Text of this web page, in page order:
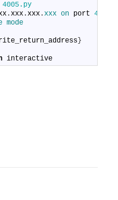
4005.py
.xxx .xxx .xxx on port 4005
mode
}
interactive